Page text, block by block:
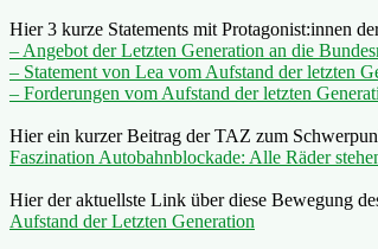
Hier 3 kurze Statements mit Protagonist:innen
– Angebot der Letzten Generation an die
– Statement von Lea vom Aufstand der letzten
– Forderungen vom Aufstand der letzten
Hier ein kurzer Beitrag der TAZ zum
Faszination Autobahnblockade: Alle Räder
Hier der aktuellste Link über diese Bewegung
Aufstand der Letzten Generation